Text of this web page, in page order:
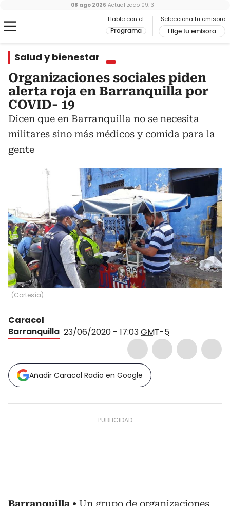
Hable con el
Programa
Selecciona tu emisora
Elige tu emisora
08 ago 2026 Actualizado 09:13
Salud y bienestar
Organizaciones sociales piden
alerta roja en Barranquilla por
COVID- 19
Dicen que en Barranquilla no se necesita
militares sino más médicos y comida para la
gente
(Cortesía)
Caracol
Barranquilla 23/06/2020 - 17:03GMT-5
Añadir Caracol Radio en Google
Barranquilla
Un grupo de organizaciones